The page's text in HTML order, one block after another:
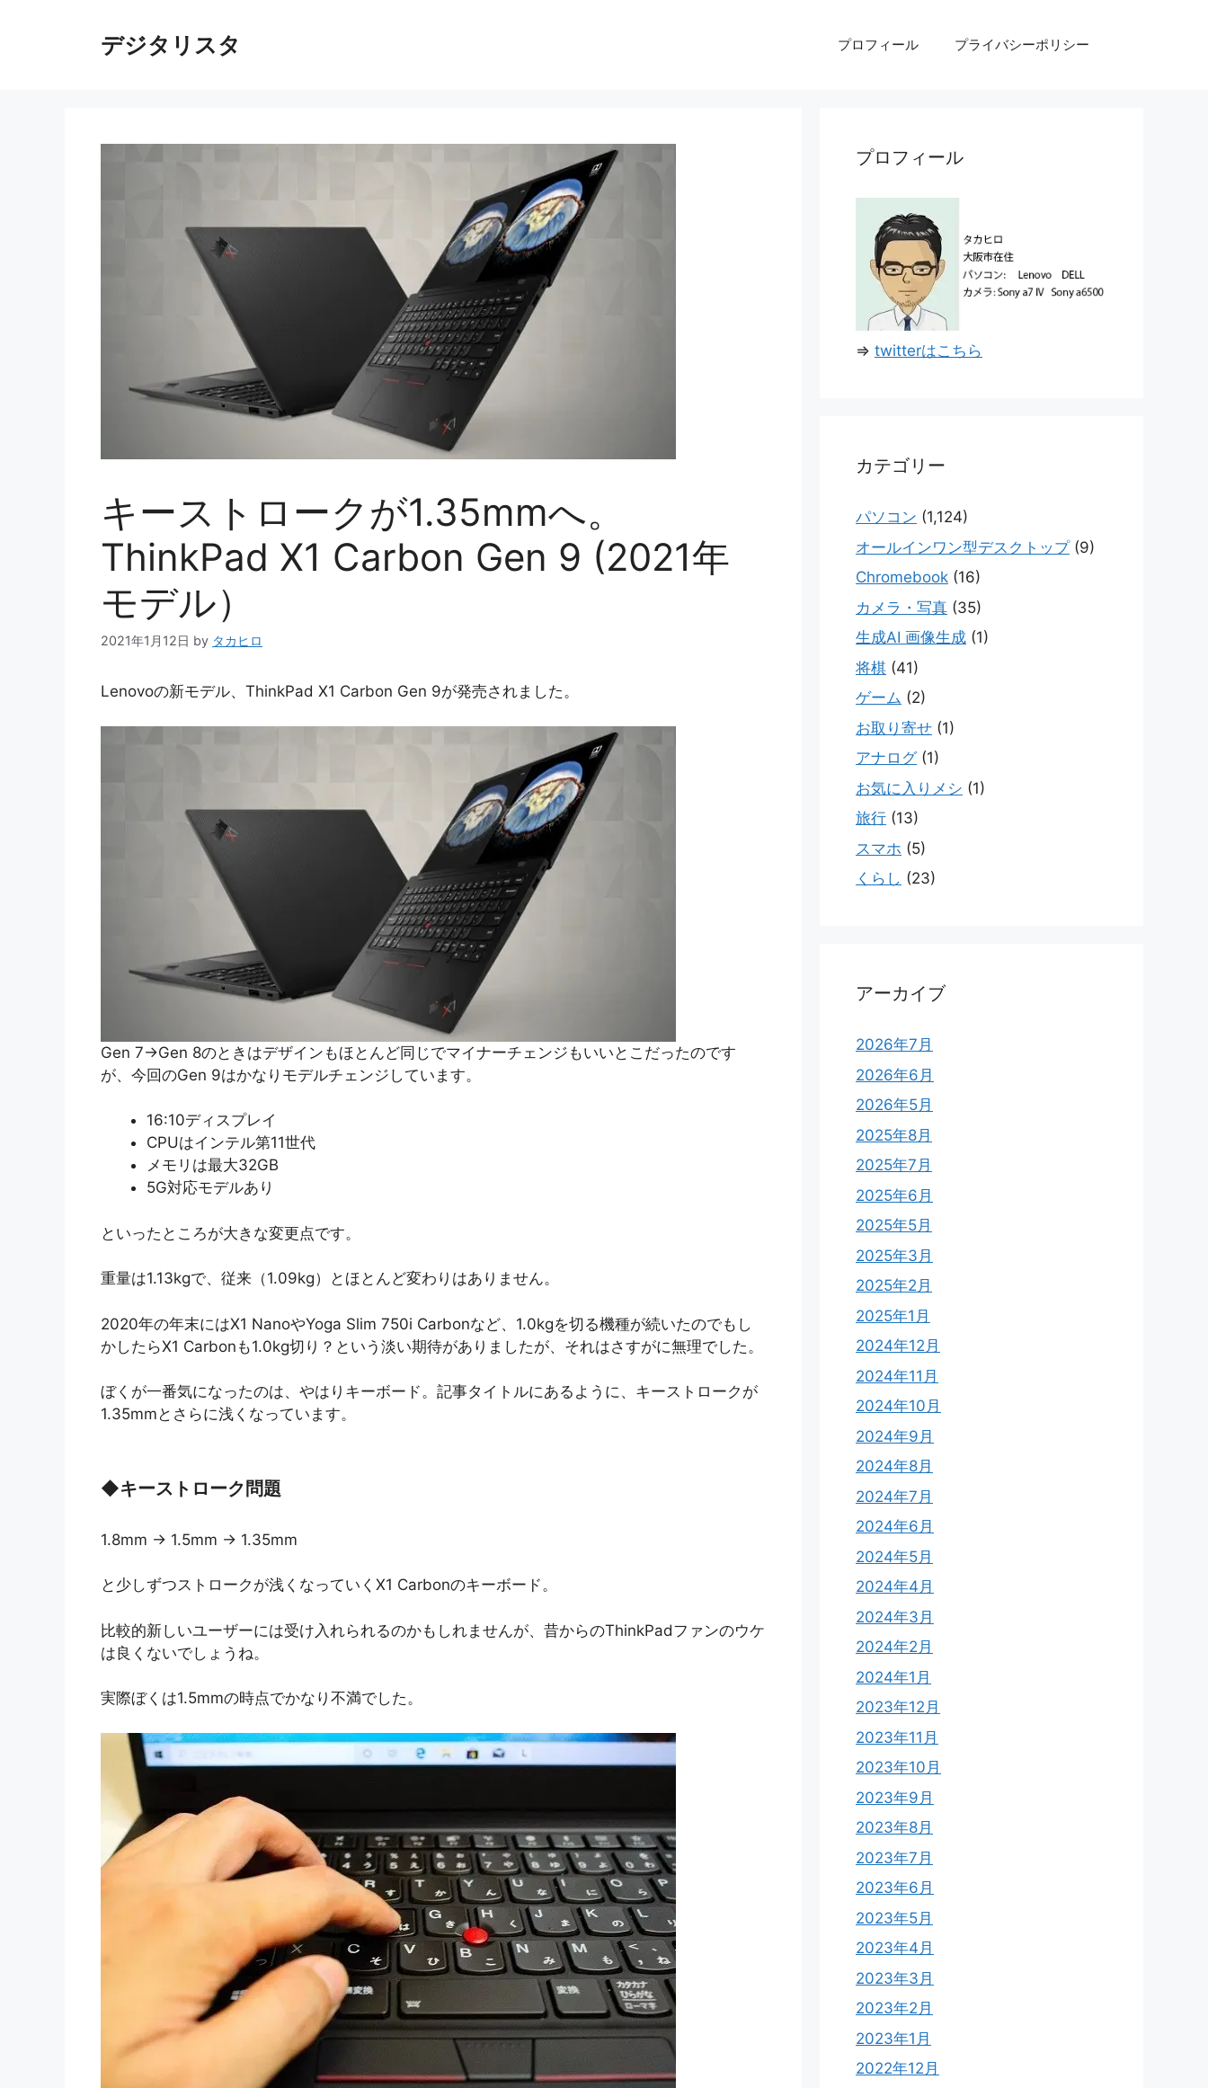
デジタリスタ プロフィール プライバシーポリシー
キーストロークが1.35mmへ。
ThinkPad X1 Carbon Gen 9 (2021年
モデル）
2021年1月12日 by タカヒロ
Lenovoの新モデル、ThinkPad X1 Carbon Gen 9が発売されました。
Gen 7→Gen 8のときはデザインもほとんど同じでマイナーチェンジもいいとこだったのです
が、今回のGen 9はかなりモデルチェンジしています。
16:10ディスプレイ
CPUはインテル第11世代
メモリは最大32GB
5G対応モデルあり
といったところが大きな変更点です。
重量は1.13kgで、従来（1.09kg）とほとんど変わりはありません。
2020年の年末にはX1 NanoやYoga Slim 750i Carbonなど、1.0kgを切る機種が続いたのでもし
かしたらX1 Carbonも1.0kg切り？という淡い期待がありましたが、それはさすがに無理でした。
ぼくが一番気になったのは、やはりキーボード。記事タイトルにあるように、キーストロークが
1.35mmとさらに浅くなっています。
◆キーストローク問題
1.8mm → 1.5mm → 1.35mm
と少しずつストロークが浅くなっていくX1 Carbonのキーボード。
比較的新しいユーザーには受け入れられるのかもしれませんが、昔からのThinkPadファンのウケ
は良くないでしょうね。
実際ぼくは1.5mmの時点でかなり不満でした。
プロフィール
⇒ twitterはこちら
カテゴリー
パソコン (1,124)
オールインワン型デスクトップ(9)
Chromebook (16)
カメラ・写真 (35)
生成AI 画像生成 (1)
将棋 (41)
ゲーム (2)
お取り寄せ (1)
アナログ(1)
お気に入りメシ (1)
旅行 (13)
スマホ (5)
くらし (23)
アーカイブ
2026年7月
2026年6月
2026年5月
2025年8月
2025年7月
2025年6月
2025年5月
2025年3月
2025年2月
2025年1月
2024年12月
2024年11月
2024年10月
2024年9月
2024年8月
2024年7月
2024年6月
2024年5月
2024年4月
2024年3月
2024年2月
2024年1月
2023年12月
2023年11月
2023年10月
2023年9月
2023年8月
2023年7月
2023年6月
2023年5月
2023年4月
2023年3月
2023年2月
2023年1月
2022年12月